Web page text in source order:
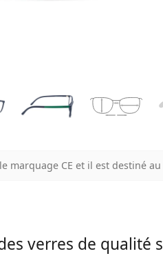
marquage CE et il est destiné
verres de qualité